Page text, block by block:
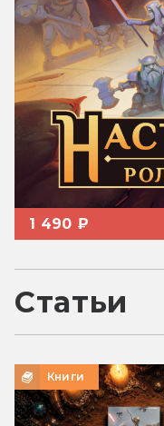
1 490 ₽
Статьи
Книги